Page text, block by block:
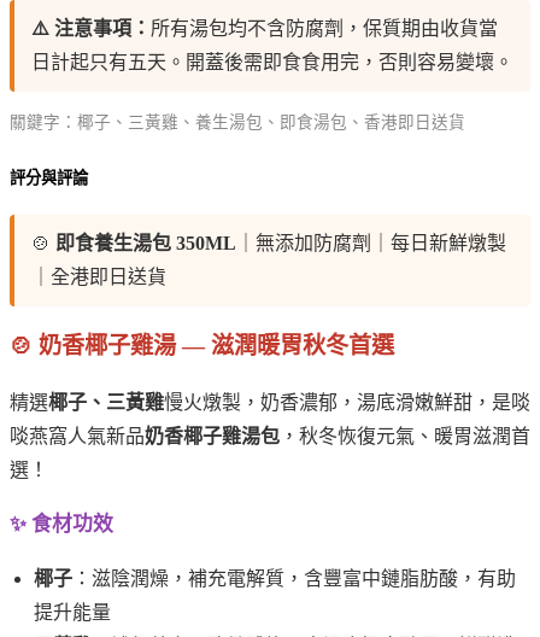
⚠️ 注意事項： 所有湯包均不含防腐劑，保質期由收貨當
日計起只有五天。開蓋後需即食食用完，否則容易變壞。
關鍵字：椰子、三黃雞、養生湯包、即食湯包、香港即日送貨
評分與評論
🍲 即食養生湯包 350ML ｜無添加防腐劑｜每日新鮮燉製
｜全港即日送貨
🍲 奶香椰子雞湯 — 滋潤暖胃秋冬首選
精選椰子、三黃雞慢火燉製，奶香濃郁，湯底滑嫩鮮甜，是啖
啖燕窩人氣新品奶香椰子雞湯包 ，秋冬恢復元氣、暖胃滋潤首
選！
✨ 食材功效
椰子 ：滋陰潤燥，補充電解質，含豐富中鏈脂肪酸，有助
提升能量